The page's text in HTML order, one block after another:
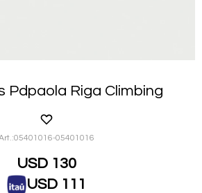
Pdpaola Riga Climbing
05401016-05401016
USD 130
USD 111